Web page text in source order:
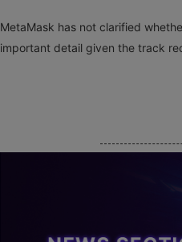
MetaMask has not clarified
important detail given the track